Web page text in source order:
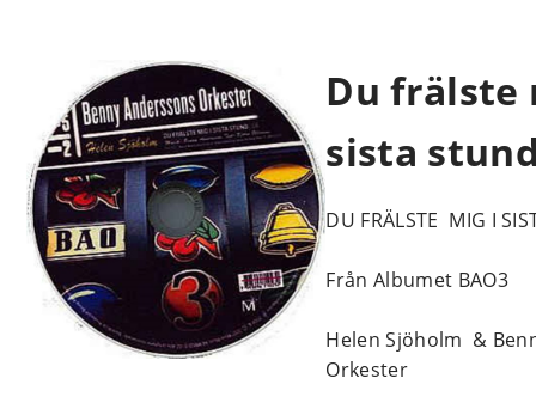
Du frälste
sista
DU FRÄLSTE MIG I
Från Albumet BAO3
Helen Sjöholm &
Orkester